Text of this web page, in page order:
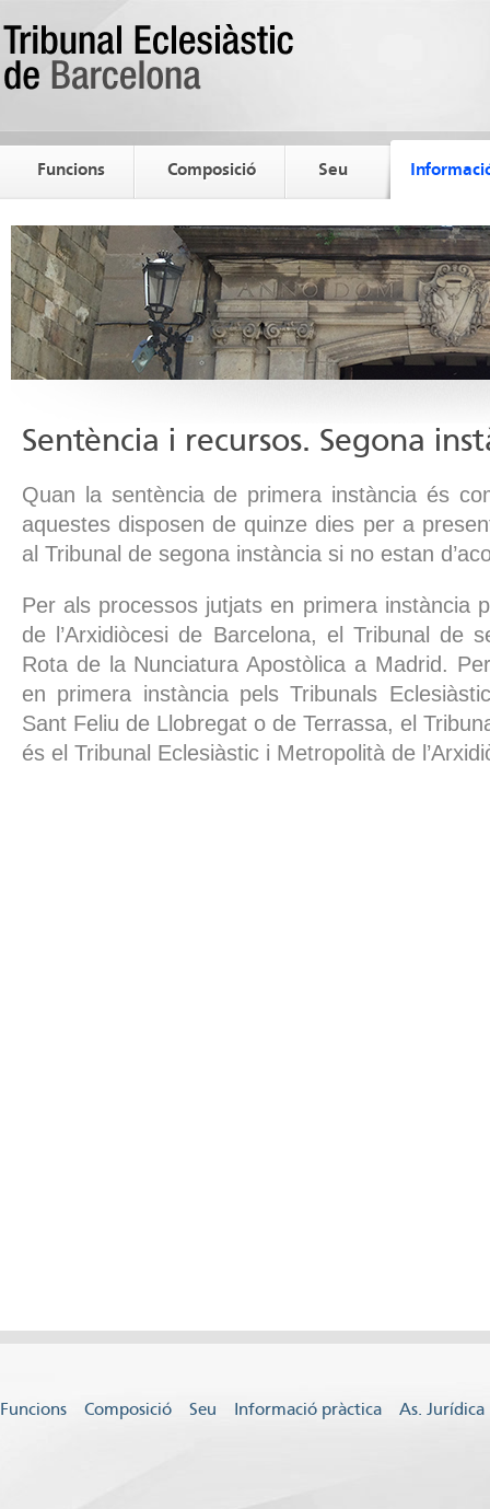
Funcions Composició Seu
Sentència i recursos. Segona
Quan la sentència de primera instància és
aquestes disposen de quinze dies per a
al Tribunal de segona instància si no estan
Per als processos jutjats en primera instància
de l’Arxidiòcesi de Barcelona, el Tribunal de
Rota de la Nunciatura Apostòlica a Madrid.
en primera instància pels Tribunals
Sant Feliu de Llobregat o de Terrassa, el
és el Tribunal Eclesiàstic i Metropolità de
Funcions Composició Seu Informació pràctica As. Jurídica